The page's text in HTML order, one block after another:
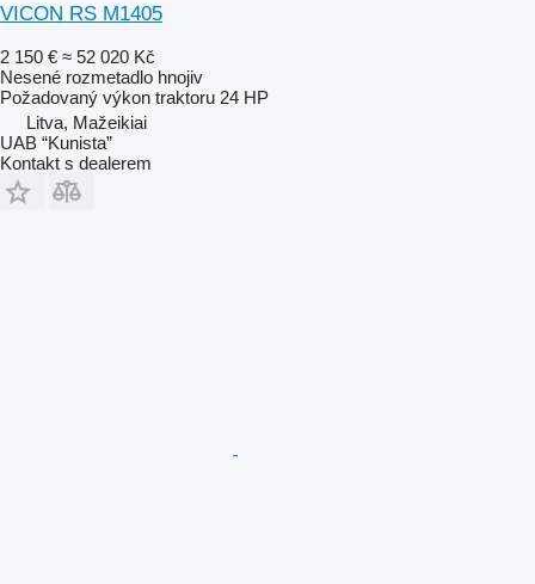
VICON RS M1405
2 150 € ≈ 52 020 Kč
Nesené rozmetadlo hnojiv
Požadovaný výkon traktoru 24 HP
Litva, Mažeikiai
UAB “Kunista”
Kontakt s dealerem